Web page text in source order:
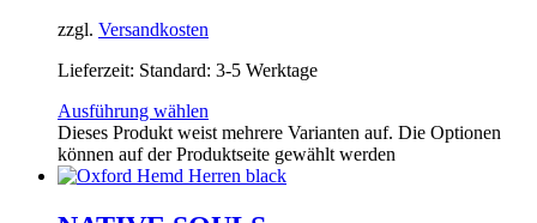
zzgl. Versandkosten
Lieferzeit: Standard: 3-5 Werktage
Ausführung wählen
Dieses Produkt weist mehrere Varianten auf. Die Optionen
können auf der Produktseite gewählt werden